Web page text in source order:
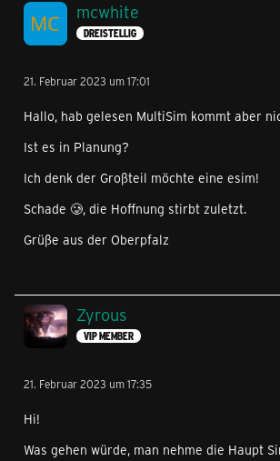
mcwhite
DREISTELLIG
21. Februar 2023 um 17:01
Hallo, hab gelesen MultiSim kommt aber
Ist es in Planung?
Ich denk der Großteil möchte eine esim!
Schade 🥲, die Hoffnung stirbt zuletzt.
Grüße aus der Oberpfalz
Zyrous
VIP MEMBER
21. Februar 2023 um 17:35
Hi!
Was gehen würde, man nehme die Haupt